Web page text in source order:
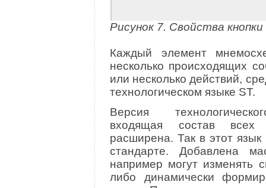
Рисунок 7. Свойства кнопки
Каждый элемент
несколько происходящих
или несколько действий,
технологическом языке ST.
Версия
входящая состав всех
расширена. Так в этот
стандарте. Добавлена
например могут изменять
либо динамически